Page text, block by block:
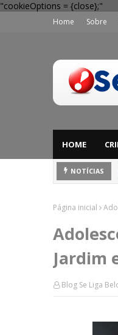
"cookieOptions = {close};"
Home Sobre
HOME
NOTÍCIAS
Página inicial
Jardim
Blog Se Liga